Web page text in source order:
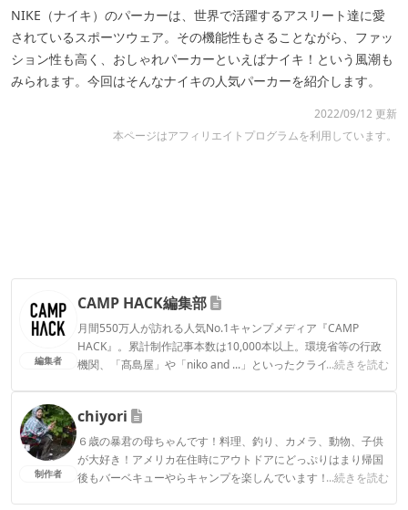
NIKE（ナイキ）のパーカーは、世界で活躍するアスリート達に愛
されているスポーツウェア。その機能性もさることながら、ファッ
ション性も高く、おしゃれパーカーといえばナイキ！という風潮も
みられます。今回はそんなナイキの人気パーカーを紹介します。
2022/09/12 更新
本ページはアフィリエイトプログラムを利用しています。
編集者
CAMP HACK編集部
月間550万人が訪れる人気No.1キャンプメディア『CAMP
HACK』。累計制作記事本数は10,000本以上。環境省等の行政
機関、「髙島屋」や「niko and ...」といったクライアントとの
...続きを読む
CAMP HACK編集部のプロフィール
制作者
chiyori
６歳の暴君の母ちゃんです！料理、釣り、カメラ、動物、子供
が大好き！アメリカ在住時にアウトドアにどっぷりはまり帰国
後もバーベキューやらキャンプを楽しんでいます！料理レシピ
...続きを読む